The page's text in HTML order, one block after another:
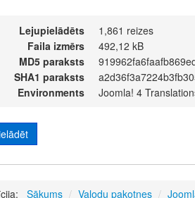
Lejupielādēts
1,861 reizes
Faila izmērs
492,12 kB
MD5 paraksts
SHA1 paraksts
Environments
Joomla! 4
Sākums / Valodu pakotnes /